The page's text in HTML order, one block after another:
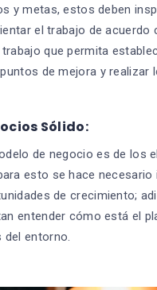
y metas, estos deben
el trabajo de
que permita
de mejora y
Sólido:
de negocio es de los
esto se hace
de crecimiento;
entender cómo está el
del entorno.